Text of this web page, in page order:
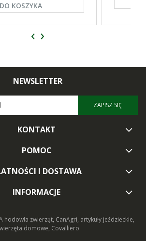
DO KOSZYKA
‹ ›
NEWSLETTER
ZAPISZ SIĘ
KONTAKT
POMOC
I DOSTAWA
INFORMACJE
hodowla zwierząt, CanAgri, artykuły jeździeckie,
domowe, Covalliero